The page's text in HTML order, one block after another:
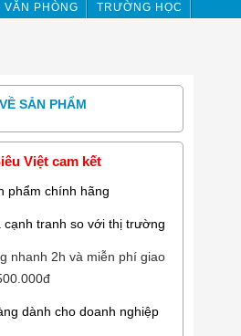
VĂN PHÒNG
TRƯỜNG HỌC
SẢN PHẨM
Việt cam kết
phẩm chính hãng
cạnh tranh so với thị trường
nhanh 2h và miễn phí giao
dành cho doanh nghiệp